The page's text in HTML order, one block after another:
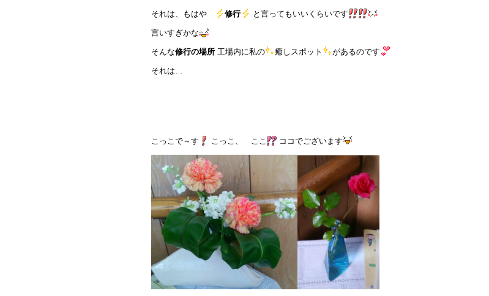
それは、もはや 修行 と言ってもいいくらいです
言いすぎかな
そんな修行の場所 工場内に私の 癒しスポット があるのです
それは…
こっこで～す こっこ、 ここ ココでございます